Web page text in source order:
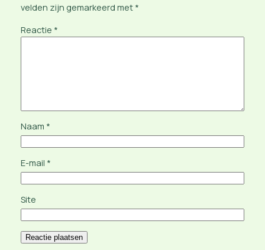
velden zijn gemarkeerd met *
Reactie *
Naam *
E-mail *
Site